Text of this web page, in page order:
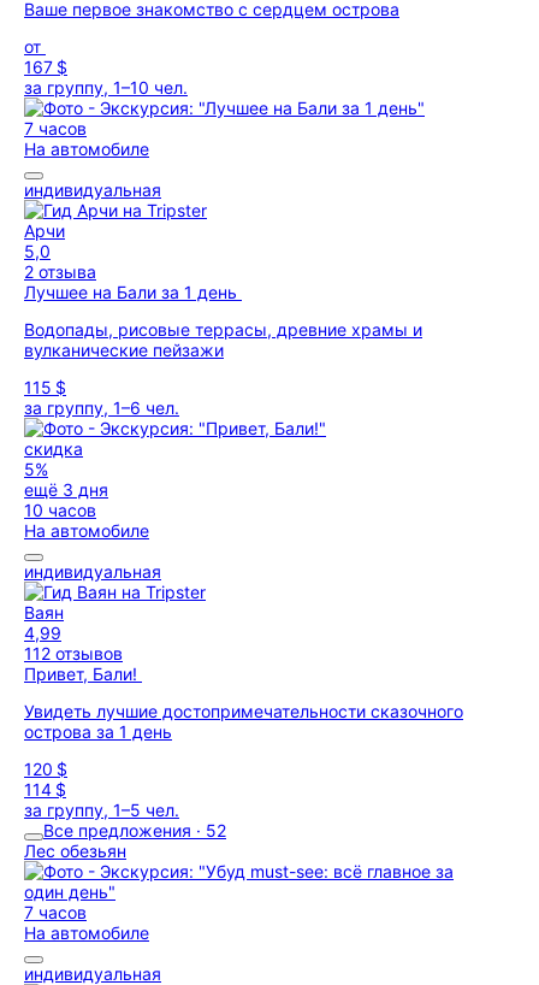
Ваше первое знакомство с сердцем острова
от
167 $
за группу, 1–10 чел.
7 часов
На автомобиле
индивидуальная
Арчи
5,0
2 отзыва
Лучшее на Бали за 1 день
Водопады, рисовые террасы, древние храмы и
вулканические пейзажи
115 $
за группу, 1–6 чел.
скидка
5%
ещё 3 дня
10 часов
На автомобиле
индивидуальная
Ваян
4,99
112 отзывов
Привет, Бали!
Увидеть лучшие достопримечательности сказочного
острова за 1 день
120 $
114 $
за группу, 1–5 чел.
Все предложения · 52
Лес обезьян
7 часов
На автомобиле
индивидуальная